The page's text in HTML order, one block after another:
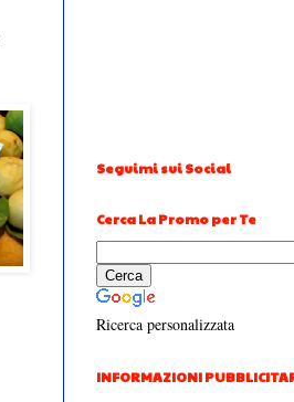
Seguimi sui Social
Cerca La Promo per Te
Ricerca personalizzata
INFORMAZIONI